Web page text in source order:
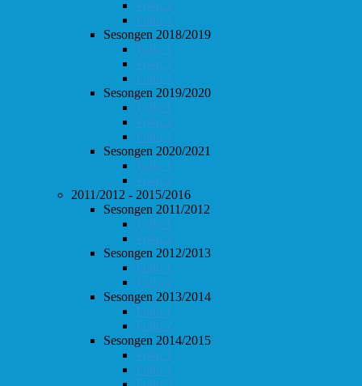
Follo 2
Follo 3
Sesongen 2018/2019
Follo 1
Follo 2
Follo 3
Sesongen 2019/2020
Follo 1
Follo 2
Follo 3
Sesongen 2020/2021
Follo 1
Follo 2
2011/2012 - 2015/2016
Sesongen 2011/2012
Follo 1
Follo 2
Sesongen 2012/2013
Follo 1
Follo 2
Sesongen 2013/2014
Follo 1
Follo 2
Sesongen 2014/2015
Follo 1
Follo 2